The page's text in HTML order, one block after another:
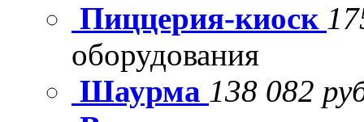
Пиццерия-киоск
оборудования
Шаурма 138 082